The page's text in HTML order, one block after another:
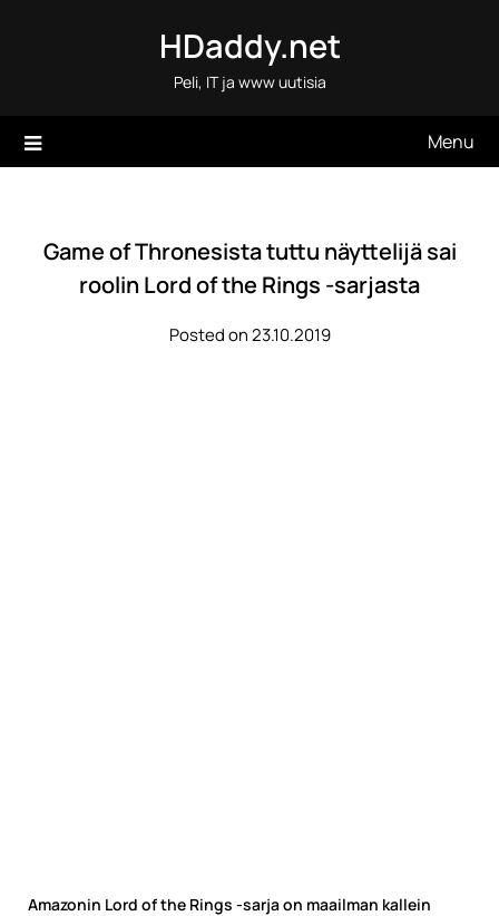
HDaddy.net
Peli, IT ja www uutisia
Menu
Game of Thronesista tuttu näyttelijä sai
roolin Lord of the Rings -sarjasta
Posted on 23.10.2019
Amazonin Lord of the Rings -sarja on maailman kallein